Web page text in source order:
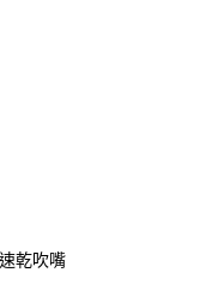
乾吹嘴